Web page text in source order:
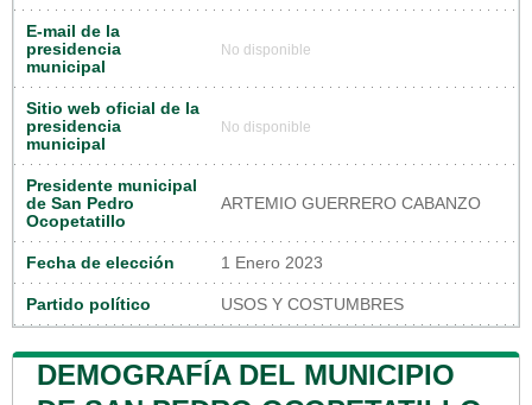
E-mail de la
presidencia
municipal
No disponible
Sitio web oficial de la
presidencia
municipal
No disponible
Presidente municipal
de San Pedro
Ocopetatillo
ARTEMIO GUERRERO CABANZO
Fecha de elección 1 Enero 2023
Partido político USOS Y COSTUMBRES
DEMOGRAFÍA DEL MUNICIPIO